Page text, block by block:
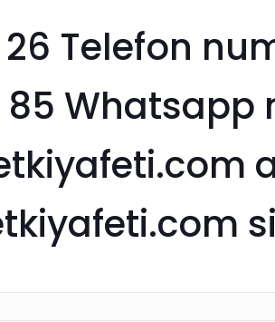
26 Telefon
85